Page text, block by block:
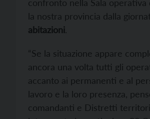
confronto nella Sala
la nostra provincia dalla
abitazioni.
“Se la situazione appare
ancora una volta tutti gli
accanto ai permanenti e al
lavoro e la loro presenza,
comandanti e Distretti